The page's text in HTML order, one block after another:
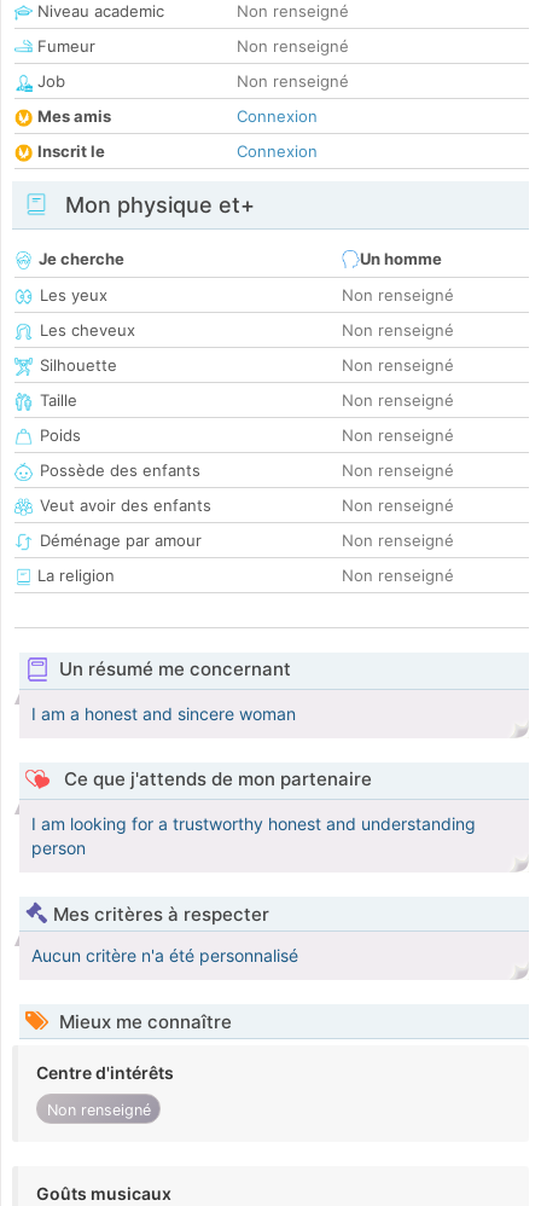
Niveau academic
Non renseigné
Fumeur
Non renseigné
Job
Non renseigné
Mes amis
Connexion
Inscrit le
Connexion
Mon physique et+
Je cherche
Un homme
Les yeux
Non renseigné
Les cheveux
Non renseigné
Silhouette
Non renseigné
Taille
Non renseigné
Poids
Non renseigné
Possède des enfants
Non renseigné
Veut avoir des enfants
Non renseigné
Déménage par amour
Non renseigné
La religion
Non renseigné
Un résumé me concernant
I am a honest and sincere woman
Ce que j'attends de mon partenaire
I am looking for a trustworthy honest and understanding
person
Mes critères à respecter
Aucun critère n'a été personnalisé
Mieux me connaître
Centre d'intérêts
Non renseigné
Goûts musicaux